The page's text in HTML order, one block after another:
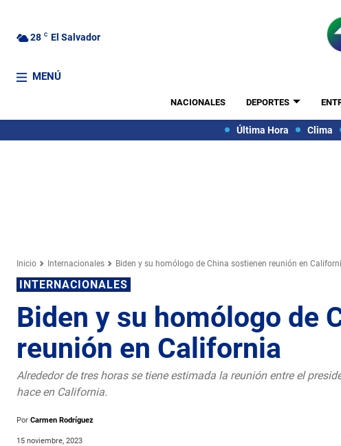
28 C El Salvador
MENÚ
NACIONALES DEPORTES
Última Hora Clima
Inicio Internacionales Biden y su homólogo de China sostienen reunión en
INTERNACIONALES
Biden y su homólogo de
reunión en California
Alrededor de tres horas se tiene estimada la reunión entre el
hace en California.
Por Carmen Rodríguez
15 noviembre, 2023